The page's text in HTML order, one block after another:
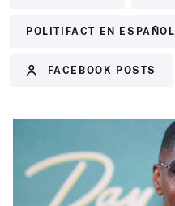
POLITIFACT EN ESPAÑOL
FACEBOOK POSTS